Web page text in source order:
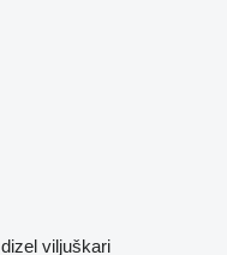
dizel viljuškari